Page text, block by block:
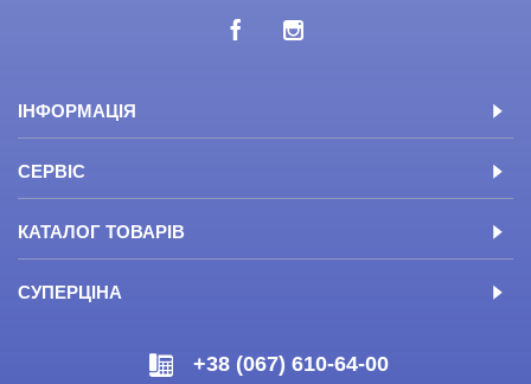
ІНФОРМАЦІЯ
СЕРВІС
КАТАЛОГ ТОВАРІВ
СУПЕРЦІНА
+38 (067) 610-64-00